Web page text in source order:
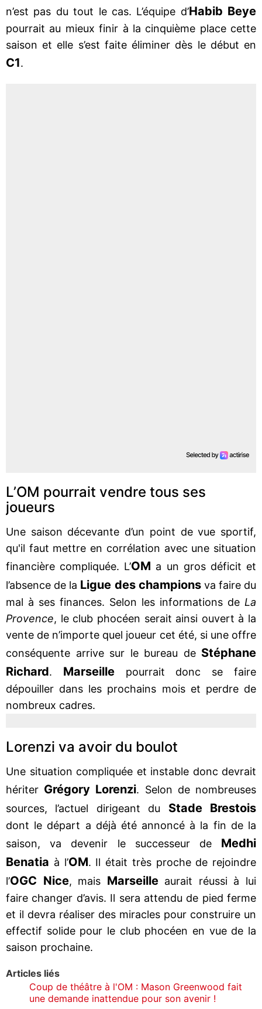
n’est pas du tout le cas. L’équipe d’Habib Beye
pourrait au mieux finir à la cinquième place cette
saison et elle s’est faite éliminer dès le début en
C1.
L’OM pourrait vendre tous ses
joueurs
Une saison décevante d’un point de vue sportif,
qu'il faut mettre en corrélation avec une situation
financière compliquée. L’OM a un gros déficit et
l’absence de la Ligue des championsva faire du
mal à ses finances. Selon les informations de La
Provence, le club phocéen serait ainsi ouvert à la
vente de n’importe quel joueur cet été, si une offre
conséquente arrive sur le bureau de Stéphane
Richard. Marseillepourrait donc se faire
dépouiller dans les prochains mois et perdre de
nombreux cadres.
Lorenzi va avoir du boulot
Une situation compliquée et instable donc devrait
hériter Grégory Lorenzi. Selon de nombreuses
sources, l’actuel dirigeant du Stade Brestois
dont le départ a déjà été annoncé à la fin de la
saison, va devenir le successeur de Medhi
Benatia à l’OM. Il était très proche de rejoindre
l’OGC Nice, mais Marseilleaurait réussi à lui
faire changer d’avis. Il sera attendu de pied ferme
et il devra réaliser des miracles pour construire un
effectif solide pour le club phocéen en vue de la
saison prochaine.
Articles liés
Coup de théâtre à l'OM : Mason Greenwood fait
une demande inattendue pour son avenir !